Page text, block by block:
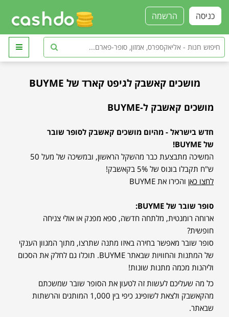
הרשמה כניסה
מושכים קאשבק לגיפט קארד של BUYME
מושכים קאשבק ל-BUYME
חדש בישראל - מהיום מושכים קאשבק לסופר שובר
של BUYME
!
המשיכה מתבצעת כבר מהשקל הראשון, ובמשיכה של מעל 50
ש"ח תקבלו בונוס של 5% בקאשבק!
לחצו כאן והכירו את BUYME
סופר שובר של BUYME
:
ארוחה רומנטית, מלתחה חדשה, ספא מפנק או אולי צניחה
חופשית?
סופר שובר מאפשר בחירה באיזו מתנה שתרצו, מתוך המגוון הענקי
של המתנות והחוויות שבאתר BUYME. תוכלו גם לחלק את הסכום
וליהנות מכמה מתנות שונות!
כל מה שעליכם לעשות זה לטעון את הסופר שובר שמשכתם
מהקאשבק
ולצאת לשופינג כיפי בין 1,000 המותגים והרשתות
שבאתר.